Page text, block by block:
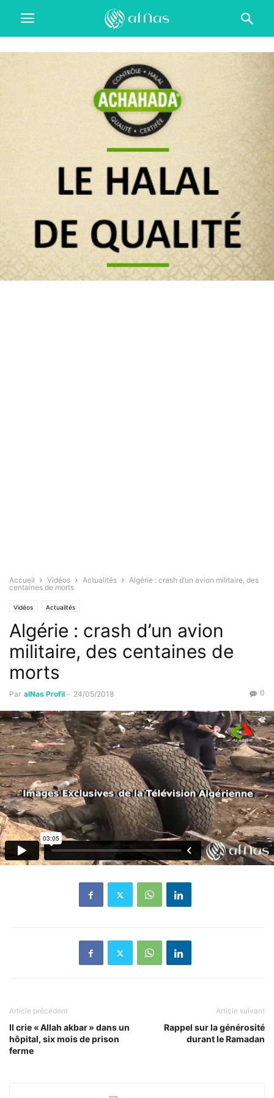
Accueil Vidéos Actualités
Algérie : crash d’un avion militaire, des
centaines de morts
Vidéos Actualités
Algérie : crash d’un avion
militaire, des centaines de
morts
Par alNas Profil - 24/05/2018 0
Article précédent
Il crie « Allah akbar » dans un
hôpital, six mois de prison
ferme
Article suivant
Rappel sur la générosité
durant le Ramadan